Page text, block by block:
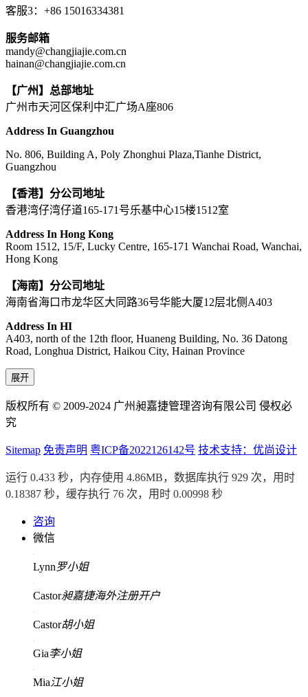
客服3：+86 15016334381
服务邮箱
mandy@changjiajie.com.cn
hainan@changjiajie.com.cn
【广州】总部地址
广州市天河区保利中汇广场A座806
Address In Guangzhou
No. 806, Building A, Poly Zhonghui Plaza,Tianhe District,
Guangzhou
【香港】分公司地址
香港湾仔湾仔道165-171号乐基中心15楼1512室
Address In Hong Kong
Room 1512, 15/F, Lucky Centre, 165-171 Wanchai Road, Wanchai,
Hong Kong
【海南】分公司地址
海南省海口市龙华区大同路36号华能大厦12层北侧A403
Address In HI
A403, north of the 12th floor, Huaneng Building, No. 36 Datong
Road, Longhua District, Haikou City, Hainan Province
展开
版权所有 © 2009-2024 广州昶嘉捷管理咨询有限公司 侵权必
究
Sitemap 免责声明 粤ICP备2022126142号 技术支持：优尚设计
运行 0.433 秒，内存使用 4.86MB，数据库执行 929 次，用时
0.18387 秒，缓存执行 76 次，用时 0.00998 秒
咨询
微信
Lynn罗小姐
Castor昶嘉捷海外注册开户
Castor胡小姐
Gia李小姐
Mia江小姐